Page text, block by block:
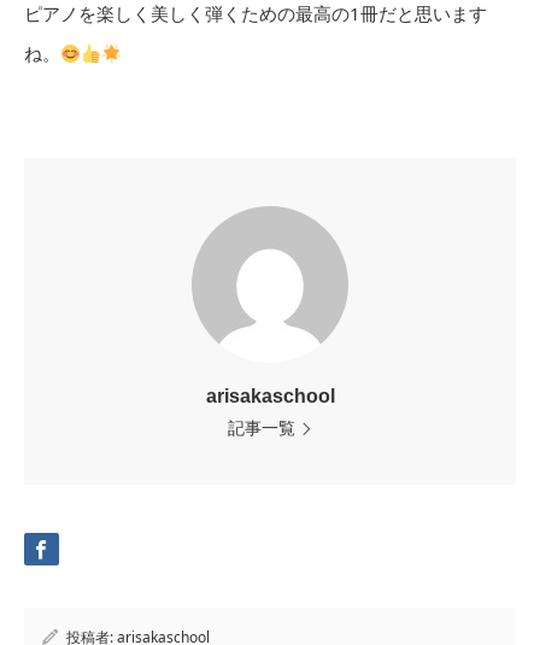
ピアノを楽しく美しく弾くための最高の1冊だと思います
ね。
arisakaschool
記事一覧
投稿者:arisakaschool